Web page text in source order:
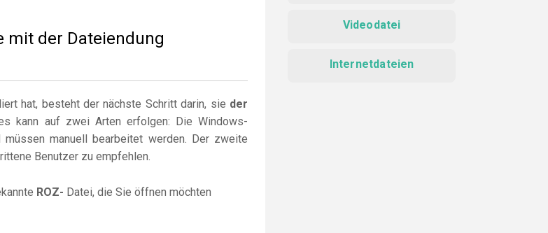
mit der Dateiendung
hat, besteht der nächste Schritt darin, sie der
kann auf zwei Arten erfolgen: Die Windows-
manuell bearbeitet werden. Der zweite
Benutzer zu empfehlen.
ROZ- Datei, die Sie öffnen möchten
Videodatei
Internetdateien